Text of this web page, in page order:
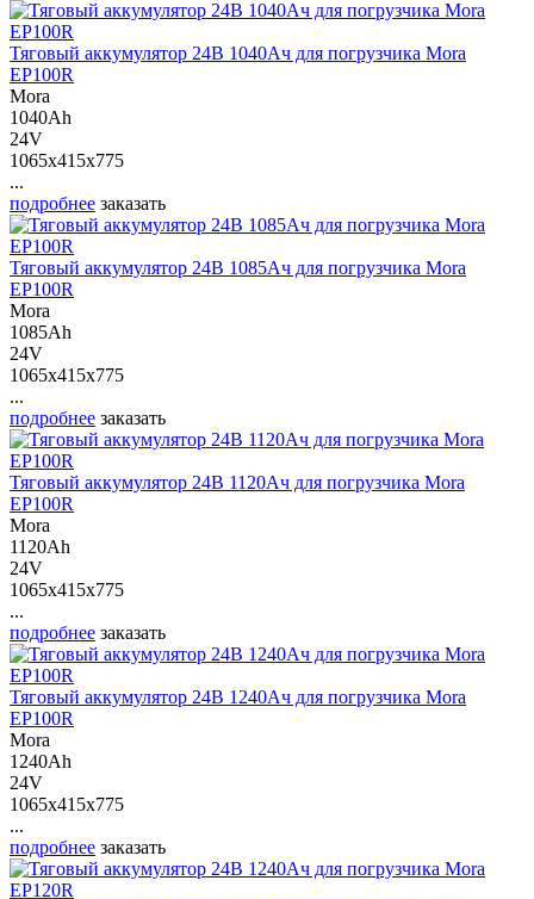
Тяговый аккумулятор 24В 1040Ач для погрузчика Mora
EP100R
Mora
1040Ah
24V
1065x415x775
...
подробнее заказать
Тяговый аккумулятор 24В 1085Ач для погрузчика Mora
EP100R
Mora
1085Ah
24V
1065x415x775
...
подробнее заказать
Тяговый аккумулятор 24В 1120Ач для погрузчика Mora
EP100R
Mora
1120Ah
24V
1065x415x775
...
подробнее заказать
Тяговый аккумулятор 24В 1240Ач для погрузчика Mora
EP100R
Mora
1240Ah
24V
1065x415x775
...
подробнее заказать